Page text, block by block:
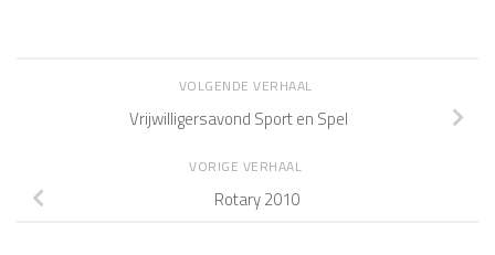
VOLGENDE VERHAAL
Vrijwilligersavond Sport en Spel
VORIGE VERHAAL
Rotary 2010